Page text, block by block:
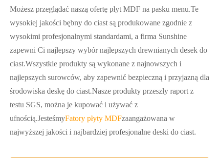
Możesz przeglądać naszą ofertę płyt MDF na pasku menu.Te
wysokiej jakości bębny do ciast są produkowane zgodnie z
wysokimi profesjonalnymi standardami, a firma Sunshine
zapewni Ci najlepszy wybór najlepszych drewnianych desek do
ciast.Wszystkie produkty są wykonane z najnowszych i
najlepszych surowców, aby zapewnić bezpieczną i przyjazną dla
środowiska deskę do ciast.Nasze produkty przeszły raport z
testu SGS, można je kupować i używać z
ufnością.JesteśmyFatory płyty MDFzaangażowana w
najwyższej jakości i najbardziej profesjonalne deski do ciast.